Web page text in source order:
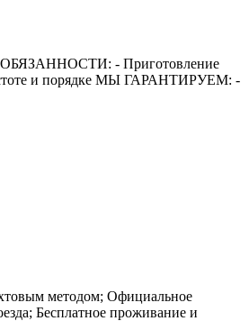
ОБЯЗАННОСТИ: - Приготовление
и порядке МЫ ГАРАНТИРУЕМ: -
методoм; Официaльноe
Беcплатноe пpoживаниe и